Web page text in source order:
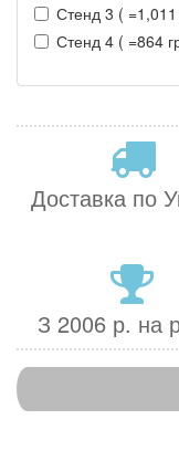
Стенд 3 ( =1,011
Стенд 4 ( =864
Доставка по
З 2006 р. на